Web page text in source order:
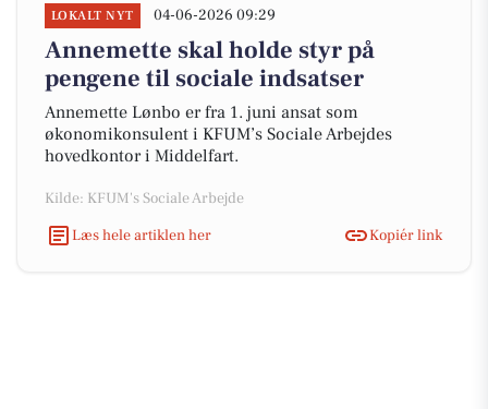
LOKALT NYT 04-06-2026 09:29
Annemette skal holde styr på
pengene til sociale indsatser
Annemette Lønbo er fra 1. juni ansat som
økonomikonsulent i KFUM’s Sociale Arbejdes
hovedkontor i Middelfart.
Kilde: KFUM's Sociale Arbejde
Læs hele artiklen her
Kopiér link